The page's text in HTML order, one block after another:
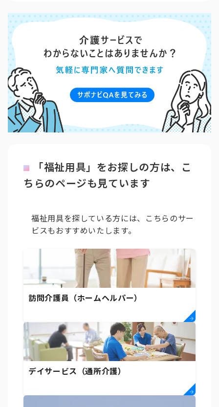
「福祉用具」をお探しの方は、こ
ちらのページも見ています
福祉用具を探している方には、こちらのサー
ビスもおすすめいたします。
訪問介護員（ホームヘルパー）
デイサービス（通所介護）